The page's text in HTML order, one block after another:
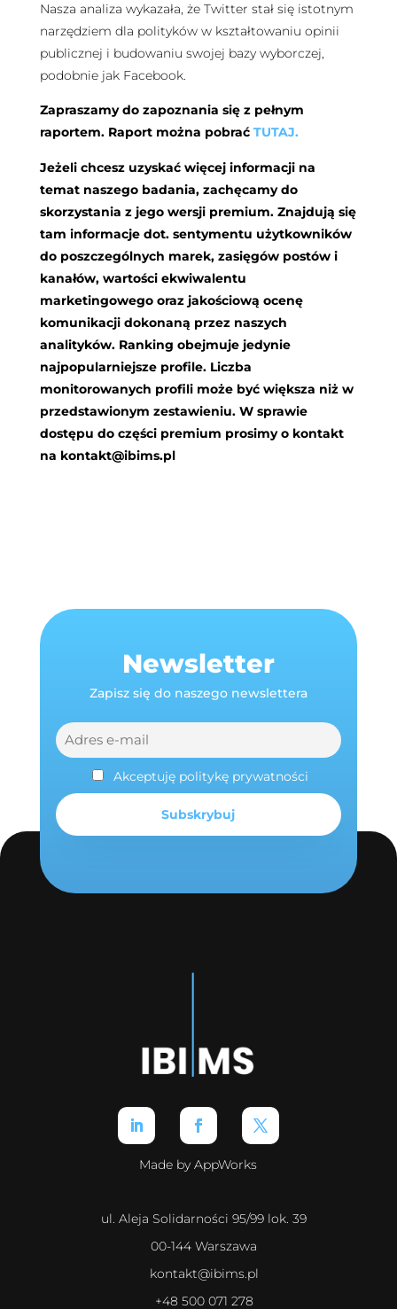
Nasza analiza wykazała, że Twitter stał się istotnym
narzędziem dla polityków w kształtowaniu opinii
publicznej i budowaniu swojej bazy wyborczej,
podobnie jak Facebook.
Zapraszamy do zapoznania się z pełnym
raportem. Raport można pobrać TUTAJ.
Jeżeli chcesz uzyskać więcej informacji na
temat naszego badania, zachęcamy do
skorzystania z jego wersji premium. Znajdują się
tam informacje dot. sentymentu użytkowników
do poszczególnych marek, zasięgów postów i
kanałów, wartości ekwiwalentu
marketingowego oraz jakościową ocenę
komunikacji dokonaną przez naszych
analityków. Ranking obejmuje jedynie
najpopularniejsze profile. Liczba
monitorowanych profili może być większa niż w
przedstawionym zestawieniu. W sprawie
dostępu do części premium prosimy o kontakt
na kontakt@ibims.pl
Newsletter
Zapisz się do naszego newslettera
Akceptuję politykę prywatności
Made by AppWorks
ul. Aleja Solidarności 95/99 lok. 39
00-144 Warszawa
kontakt@ibims.pl
+48 500 071 278